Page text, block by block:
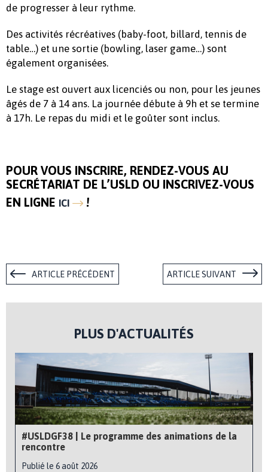
de progresser à leur rythme.
Des activités récréatives (baby-foot, billard, tennis de
table…) et une sortie (bowling, laser game…) sont
également organisées.
Le stage est ouvert aux licenciés ou non, pour les jeunes
âgés de 7 à 14 ans. La journée débute à 9h et se termine
à 17h. Le repas du midi et le goûter sont inclus.
POUR VOUS INSCRIRE, RENDEZ-VOUS AU
SECRÉTARIAT DE L’USLD OU INSCRIVEZ-VOUS
EN LIGNE ICI !
ARTICLE PRÉCÉDENT ARTICLE SUIVANT
PLUS D'ACTUALITÉS
#USLDGF38 | Le programme des animations de la
rencontre
Publié le 6 août 2026